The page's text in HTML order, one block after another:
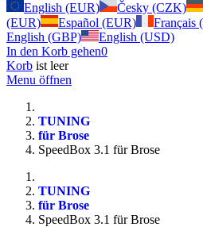
English (EUR)
Česky (CZK)
(EUR)
Español (EUR) Français
English (GBP)
English (USD)
In den Korb gehen0
Korb ist leer
Menu öffnen
TUNING
für Brose
SpeedBox 3.1 für Brose
TUNING
für Brose
SpeedBox 3.1 für Brose